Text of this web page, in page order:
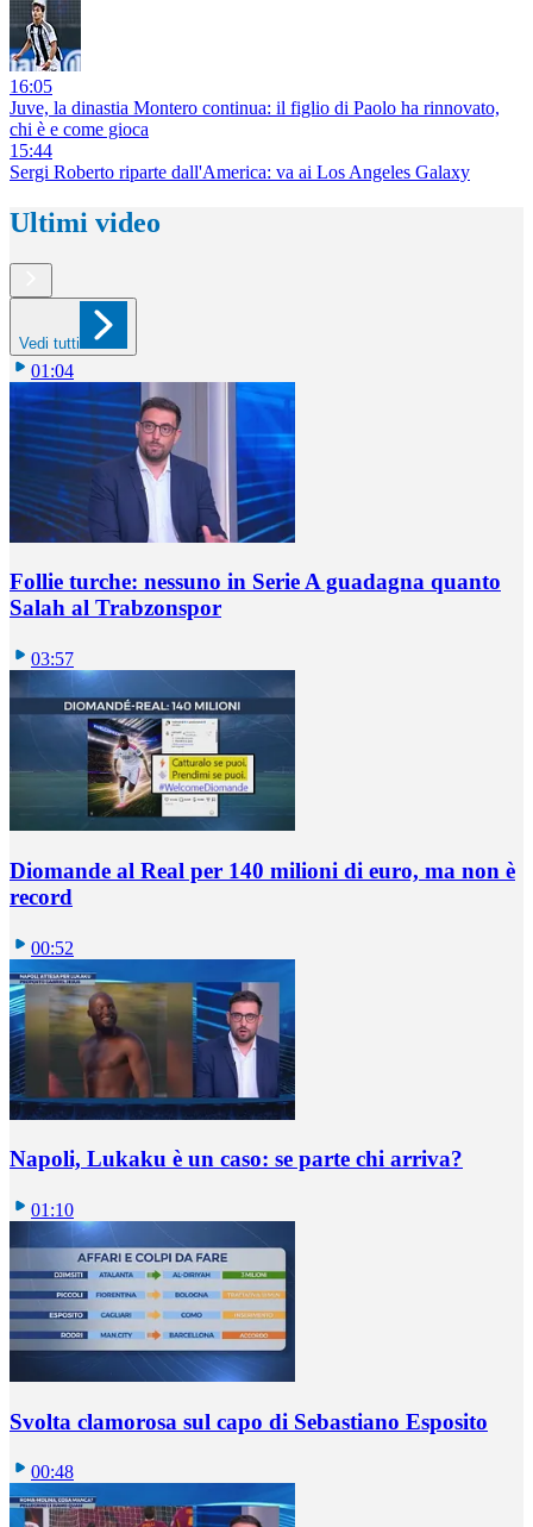
16:05
Juve, la dinastia Montero continua: il figlio di Paolo ha rinnovato,
chi è e come gioca
15:44
Sergi Roberto riparte dall'America: va ai Los Angeles Galaxy
Ultimi video
Vedi tutti
01:04
Follie turche: nessuno in Serie A guadagna quanto
Salah al Trabzonspor
03:57
Diomande al Real per 140 milioni di euro, ma non è
record
00:52
Napoli, Lukaku è un caso: se parte chi arriva?
01:10
Svolta clamorosa sul capo di Sebastiano Esposito
00:48